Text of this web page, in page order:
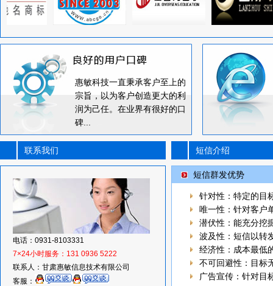
惠敏科技一直秉承客户至上的
宗旨，以为客户创造更大的利
润为己任。在业界有很好的口
碑...
联系我们
电话：0931-8103331
7×24小时服务：131 0936 5222
联系人：甘肃惠敏信息技术有限公司
客服：
短信介绍
短信群发优势
针对性：特定的目
唯一性：针对客户
潜伏性：能充分挖
波及性：短信以转
经济性：成本最低
不可回避性：目标
广告宣传：针对目